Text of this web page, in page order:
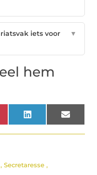
iets voor
▼
hem
LinkedIn Email
, Secretaresse ,